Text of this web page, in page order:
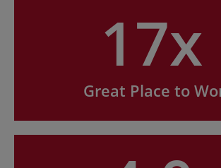
17x
Great Place to